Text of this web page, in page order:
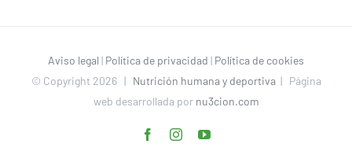
Aviso legal | Política de privacidad | Política de cookies
© Copyright 2026 | Nutrición humana y deportiva| Página
web desarrollada por nu3cion.com
FacebookInstagramYouTube